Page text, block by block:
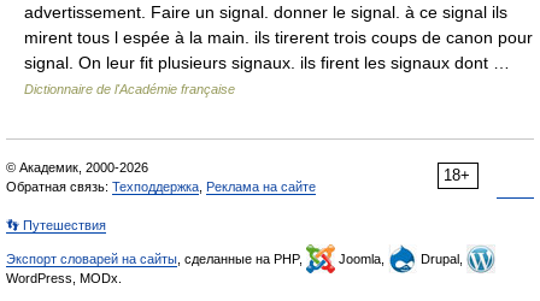
advertissement. Faire un signal. donner le signal. à ce signal ils
mirent tous l espée à la main. ils tirerent trois coups de canon pour
signal. On leur fit plusieurs signaux. ils firent les signaux dont …
Dictionnaire de l'Académie française
18+
© Академик, 2000-2026
Обратная связь: Техподдержка Реклама на сайте
👣 Путешествия
Экспорт словарей на сайты , сделанные на PHP, Joomla,
Drupal,
WordPress, MODx.